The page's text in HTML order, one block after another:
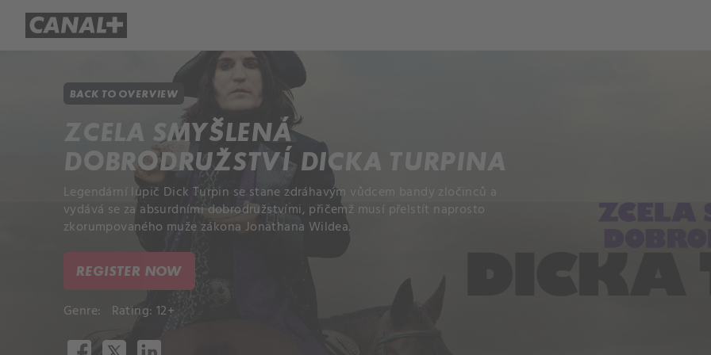
BACK TO OVERVIEW
ZCELA SMYŠLENÁ
DOBRODRUŽSTVÍ DICKA TURPINA
Legendární lupič Dick Turpin se stane zdráhavým vůdcem bandy zločinců a
vydává se za absurdními dobrodružstvími, přičemž musí přelstít naprosto
zkorumpovaného muže zákona Jonathana Wildea.
REGISTER NOW
Genre: Rating: 12+